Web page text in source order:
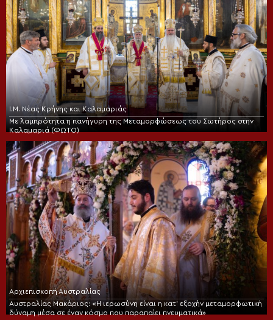
Ι.Μ. Νέας Κρήνης και Καλαμαριάς
Με λαμπρότητα η πανήγυρη της Μεταμορφώσεως του Σωτήρος στην
Καλαμαριά (ΦΩΤΟ)
Αρχιεπισκοπή Αυστραλίας
Αυστραλίας Μακάριος: «Η ιερωσύνη είναι η κατ’ εξοχήν μεταμορφωτική
δύναμη μέσα σε έναν κόσμο που παραπαίει πνευματικά»